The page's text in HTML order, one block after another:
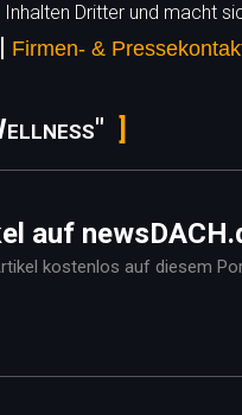
Dritter und macht
| Firmen- &
auf
kostenlos auf diesem